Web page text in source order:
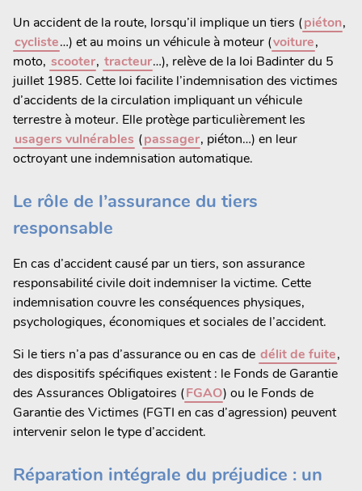
Un accident de la route, lorsqu’il implique un tiers (piéton,
cycliste…) et au moins un véhicule à moteur (voiture,
moto, scooter, tracteur…), relève de la loi Badinter du 5
juillet 1985. Cette loi facilite l’indemnisation des victimes
d’accidents de la circulation impliquant un véhicule
terrestre à moteur. Elle protège particulièrement les
usagers vulnérables (passager, piéton…) en leur
octroyant une indemnisation automatique.
Le rôle de l’assurance du tiers
responsable
En cas d’accident causé par un tiers, son assurance
responsabilité civile doit indemniser la victime. Cette
indemnisation couvre les conséquences physiques,
psychologiques, économiques et sociales de l’accident.
Si le tiers n’a pas d’assurance ou en cas de délit de fuite,
des dispositifs spécifiques existent : le Fonds de Garantie
des Assurances Obligatoires (FGAO) ou le Fonds de
Garantie des Victimes (FGTI en cas d’agression) peuvent
intervenir selon le type d’accident.
Réparation intégrale du préjudice : un